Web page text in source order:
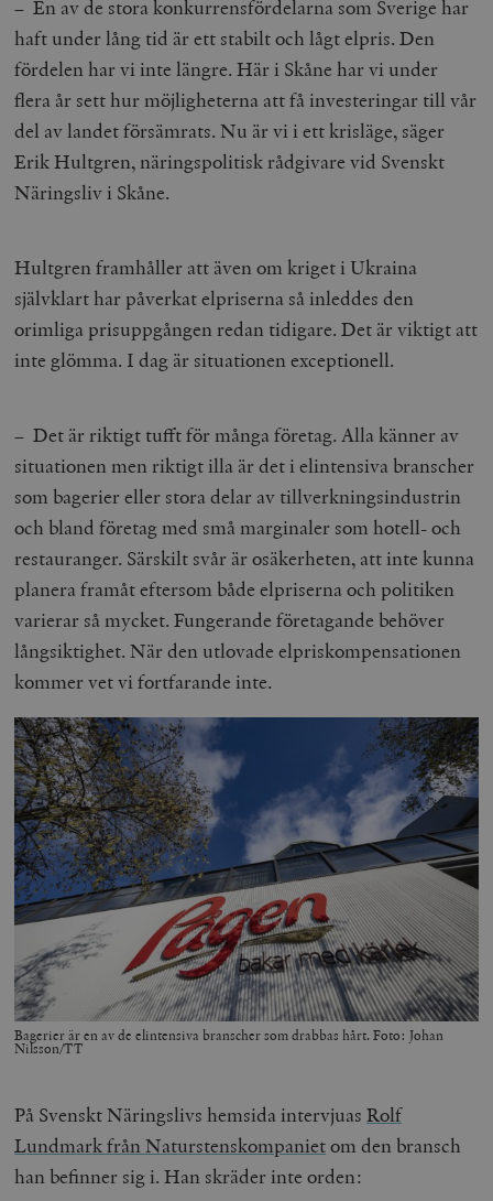
– En av de stora konkurrensfördelarna som Sverige har
haft under lång tid är ett stabilt och lågt elpris. Den
fördelen har vi inte längre. Här i Skåne har vi under
flera år sett hur möjligheterna att få investeringar till vår
del av landet försämrats. Nu är vi i ett krisläge, säger
Erik Hultgren, näringspolitisk rådgivare vid Svenskt
Näringsliv i Skåne.
Hultgren framhåller att även om kriget i Ukraina
självklart har påverkat elpriserna så inleddes den
orimliga prisuppgången redan tidigare. Det är viktigt att
inte glömma. I dag är situationen exceptionell.
– Det är riktigt tufft för många företag. Alla känner av
situationen men riktigt illa är det i elintensiva branscher
som bagerier eller stora delar av tillverkningsindustrin
och bland företag med små marginaler som hotell- och
restauranger. Särskilt svår är osäkerheten, att inte kunna
planera framåt eftersom både elpriserna och politiken
varierar så mycket. Fungerande företagande behöver
långsiktighet. När den utlovade elpriskompensationen
kommer vet vi fortfarande inte.
Bagerier är en av de elintensiva branscher som drabbas hårt. Foto: Johan
Nilsson/TT
På Svenskt Näringslivs hemsida intervjuasRolf
Lundmark från Naturstenskompanietom den bransch
han befinner sig i. Han skräder inte orden: